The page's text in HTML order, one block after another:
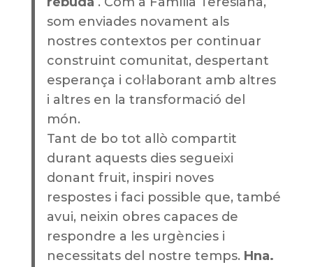
som enviades novament als
nostres contextos per continuar
construint comunitat, despertant
esperança i col·laborant amb altres
i altres en la transformació del
món.
Tant de bo tot allò compartit
durant aquests dies segueixi
donant fruit, inspiri noves
respostes i faci possible que, també
avui, neixin obres capaces de
respondre a les urgències i
necessitats del nostre temps. Hna.